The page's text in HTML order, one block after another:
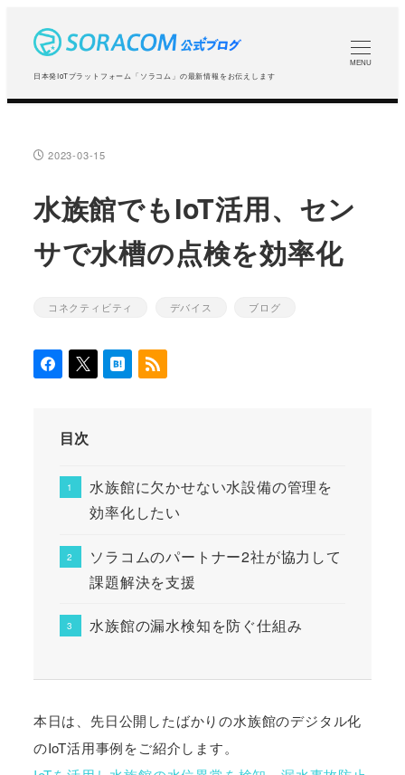
コ
日本発IoTプラットフォーム「ソラコム」の最新情報をお伝えします
MENU
投稿日
2023-03-15
水族館でもIoT活用、セン
サで水槽の点検を効率化
カテゴリー
コネクティビティ カテゴリー
デバイス カテゴリー
ブログ
目次
水族館に欠かせない水設備の管理を
効率化したい
ソラコムのパートナー2社が協力して
課題解決を支援
水族館の漏水検知を防ぐ仕組み
本日は、先日公開したばかりの水族館のデジタル化
のIoT活用事例をご紹介します。